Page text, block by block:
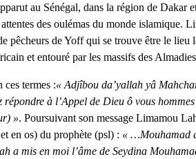
au Sénégal, dans la région de Dakar
des oulémas du monde
pêcheurs de Yoff qui se trouve être le lieu
et entouré par les massifs des
ces termes :« Adjîbou da’yallah yâ
répondre à l’Appel de Dieu ô vous
». Poursuivant son message Limamou
en os) du prophète (psl) : « …Mouhamad
a mis en moi l’âme de Seydina